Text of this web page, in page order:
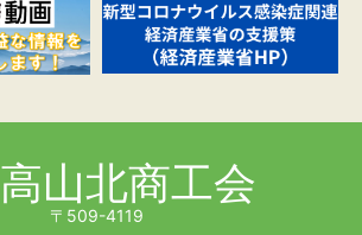
高山北商工会
〒509-4119